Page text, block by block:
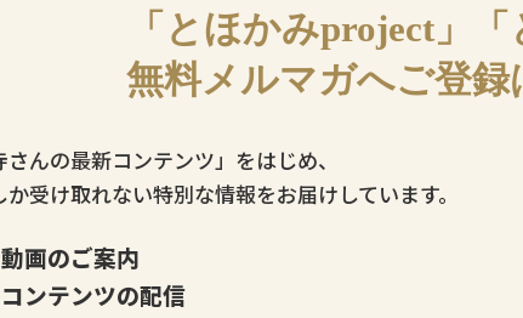
「とほかみproject」
無料メルマガへご登録
さんの最新コンテンツ」をはじめ、
か受け取れない特別な情報をお届けしています。
画のご案内
ンテンツの配信